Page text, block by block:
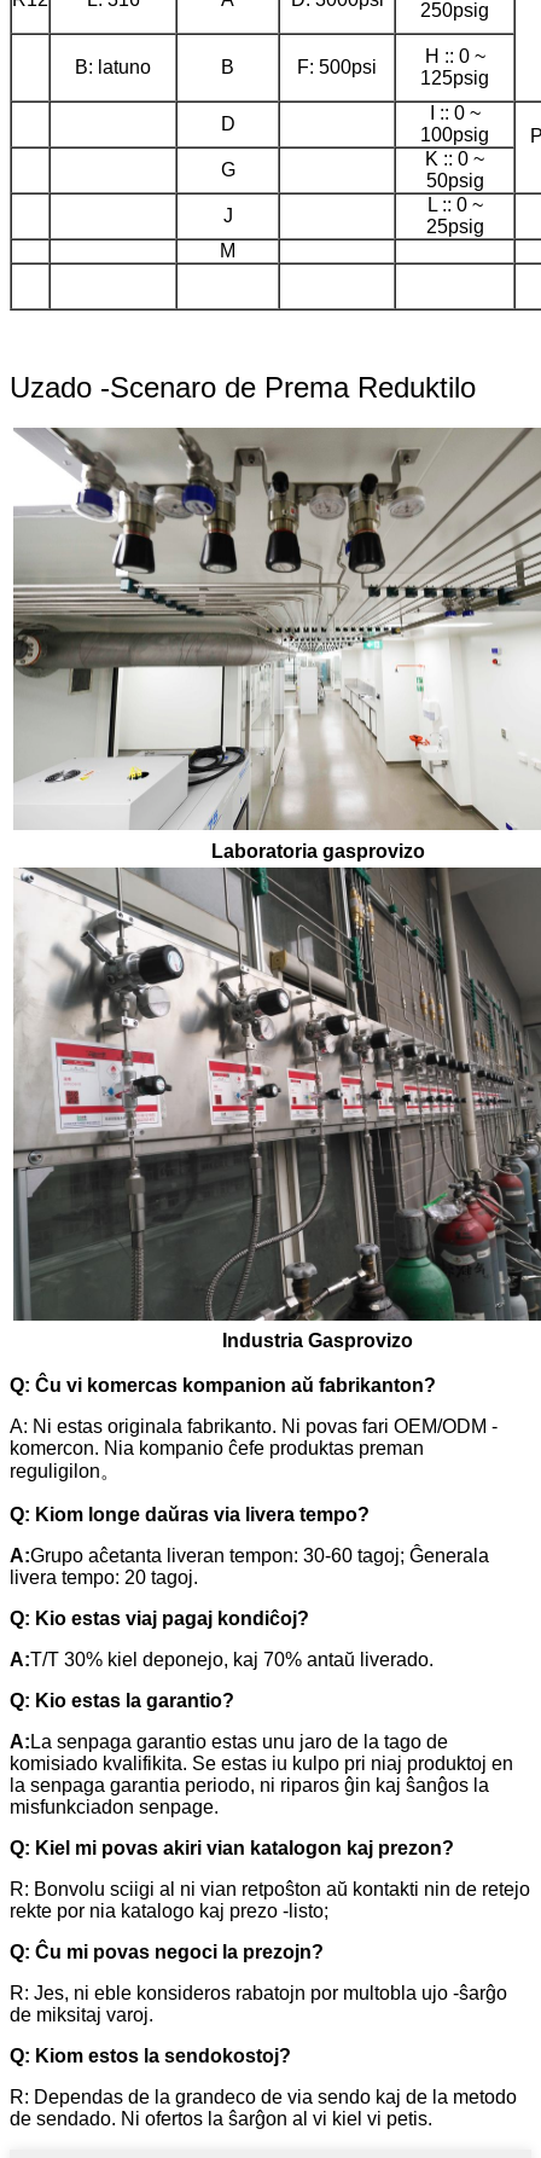
250psig
B: latuno B F: 500psi
H :: 0 ~
125psig
D
I :: 0 ~
100psig
G
K :: 0 ~
50psig
J
L :: 0 ~
25psig
M
Uzado -Scenaro de Prema Reduktilo
Laboratoria gasprovizo
Industria Gasprovizo
Q: Ĉu vi komercas kompanion aŭ fabrikanton?
A: Ni estas originala fabrikanto. Ni povas fari OEM/ODM -
komercon. Nia kompanio ĉefe produktas preman
reguligilon。
Q: Kiom longe daŭras via livera tempo?
A:Grupo aĉetanta liveran tempon: 30-60 tagoj; Ĝenerala
livera tempo: 20 tagoj.
Q: Kio estas viaj pagaj kondiĉoj?
A:T/T 30% kiel deponejo, kaj 70% antaŭ liverado.
Q: Kio estas la garantio?
A: La senpaga garantio estas unu jaro de la tago de
komisiado kvalifikita. Se estas iu kulpo pri niaj produktoj en
la senpaga garantia periodo, ni riparos ĝin kaj ŝanĝos la
misfunkciadon senpage.
Q: Kiel mi povas akiri vian katalogon kaj prezon?
R: Bonvolu sciigi al ni vian retpoŝton aŭ kontakti nin de retejo
rekte por nia katalogo kaj prezo -listo;
Q: Ĉu mi povas negoci la prezojn?
R: Jes, ni eble konsideros rabatojn por multobla ujo -ŝarĝo
de miksitaj varoj.
Q: Kiom estos la sendokostoj?
R: Dependas de la grandeco de via sendo kaj de la metodo
de sendado. Ni ofertos la ŝarĝon al vi kiel vi petis.